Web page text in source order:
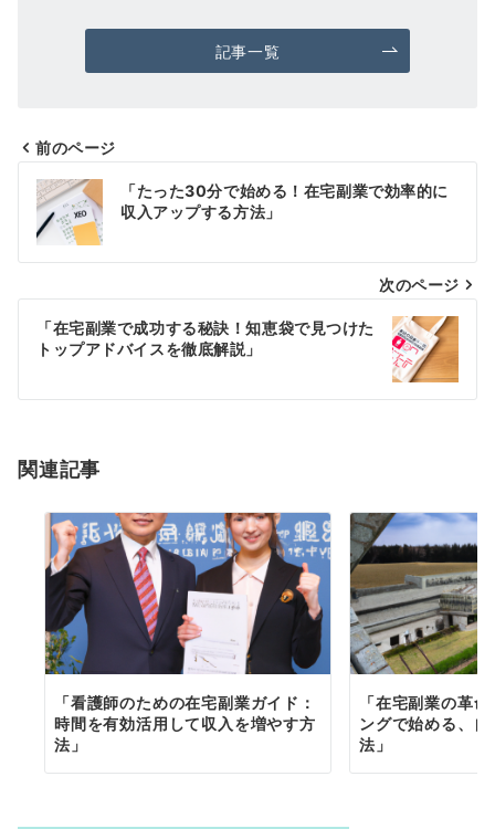
記事一覧
投
稿
ナ
ビ
シ
ン
前のページ
「たった30分で始める！在宅副業で効率的に
収入アップする方法」
次のページ
「在宅副業で成功する秘訣！知恵袋で見つけた
トップアドバイスを徹底解説」
関連記事
「看護師のための在宅副業ガイド：
時間を有効活用して収入を増やす方
法」
「在宅副業の革
ングで始める、
法」